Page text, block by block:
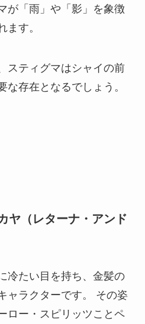
が「雨」や「影」を象徴
ます。
スティグマはシャイの前
な存在となるでしょう。
ヤ（レターナ・アンド
冷たい目を持ち、金髪の
ャラクターです。 その姿
ロー・スピリッツことペ